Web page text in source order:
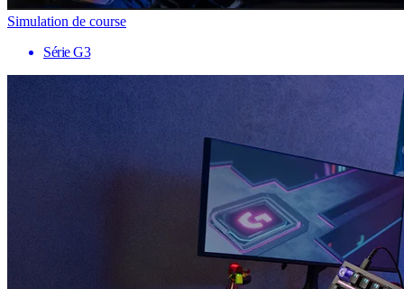
Simulation de course
Série G3